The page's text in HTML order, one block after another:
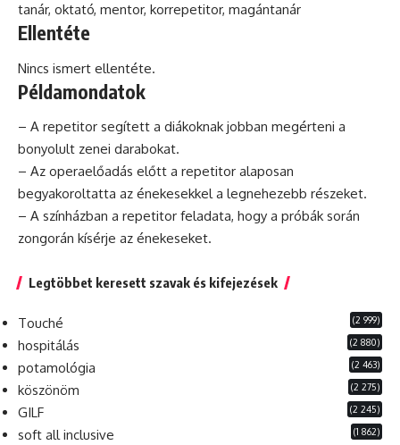
tanár, oktató, mentor, korrepetitor, magántanár
Ellentéte
Nincs ismert ellentéte.
Példamondatok
– A repetitor segített a diákoknak jobban megérteni a
bonyolult zenei darabokat.
– Az operaelőadás előtt a repetitor alaposan
begyakoroltatta az énekesekkel a legnehezebb részeket.
– A színházban a repetitor feladata, hogy a próbák során
zongorán kísérje az énekeseket.
Legtöbbet keresett szavak és kifejezések
Touché (2 999)
hospitálás (2 880)
potamológia (2 463)
köszönöm (2 275)
GILF (2 245)
soft all inclusive (1 862)